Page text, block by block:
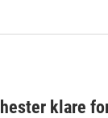
klare